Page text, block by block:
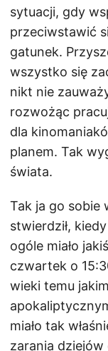
sytuacji, gdy
przeciwstawić
gatunek.
wszystko się
nikt nie
rozwożąc
dla
planem. Tak
świata.
Tak ja go sobie
stwierdził,
ogóle miało
czwartek o
wieki temu
miało tak
zarania dziejów